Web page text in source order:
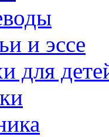
и эссе
для